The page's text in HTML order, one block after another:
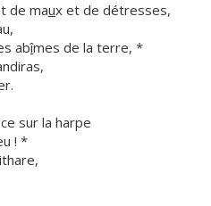
de maux et de détresses,
abîmes de la terre, *
sur la harpe
! *